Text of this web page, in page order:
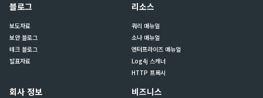
블로그
보도자료
보안 블로그
테크 블로그
발표자료
리소스
쿼리 매뉴얼
소나 매뉴얼
엔터프라이즈 매뉴얼
Log4j 스캐너
HTTP 프록시
회사 정보 비즈니스